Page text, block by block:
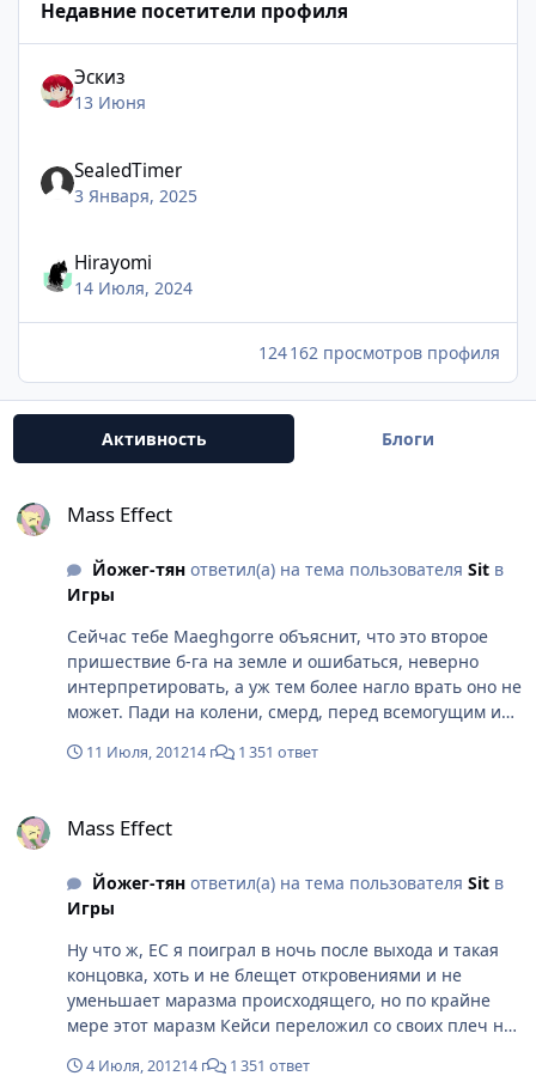
Недавние посетители профиля
Эскиз
13 Июня
SealedTimer
3 Января, 2025
Hirayomi
14 Июля, 2024
124 162 просмотров профиля
Активность Блоги
Mass Effect
Йожег-тянответил(а) на тема пользователя Sitв
Игры
Сейчас тебе Maeghgorre объяснит, что это второе
пришествие б-га на земле и ошибаться, неверно
интерпретировать, а уж тем более нагло врать оно не
может. Пади на колени, смерд, перед всемогущим и
не обещает. Может даже в этом и есть план - сейчас
умозаключению - и будет опять выпиливать всех и
последствиями. Потому что так решил пацаненок aka
явление Христа народу.
11 Июля, 201214 г 1 351 ответ
Mass Effect
Йожег-тянответил(а) на тема пользователя Sitв
Игры
Ну что ж, EC я поиграл в ночь после выхода и такая
концовка, хоть и не блещет откровениями и не
уменьшает маразма происходящего, но по крайне
мере этот маразм Кейси переложил со своих плеч на
логически сошлась: жили-были мудрые прародители,
4 Июля, 201214 г 1 351 ответ